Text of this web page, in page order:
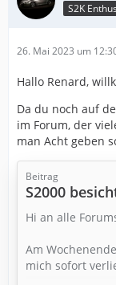
S2K
26. Mai 2023 um
Hallo Renard,
Da du noch auf
im Forum, der
man Acht geben
Beitrag
S2000
Hi an alle
Am
mich sofort